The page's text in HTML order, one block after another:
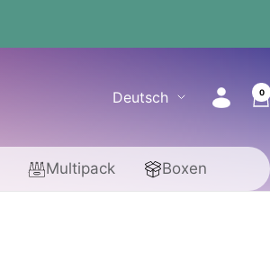
Sprache
Deutsch 0
Multipack Boxen